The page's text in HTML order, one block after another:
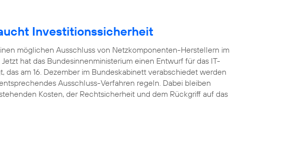
Investitionssicherheit
möglichen Ausschluss von Netzkomponenten-Herstellern im
hat das Bundesinnenministerium einen Entwurf für das IT-
das am 16. Dezember im Bundeskabinett verabschiedet werden
Ausschluss-Verfahren regeln. Dabei bleiben
Kosten, der Rechtsicherheit und dem Rückgriff auf das